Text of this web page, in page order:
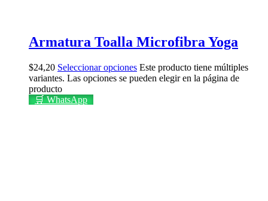
Armatura Toalla Microfibra Yoga
$24,20 Seleccionar opciones Este producto tiene múltiples
variantes. Las opciones se pueden elegir en la página de
producto
🛒 WhatsApp